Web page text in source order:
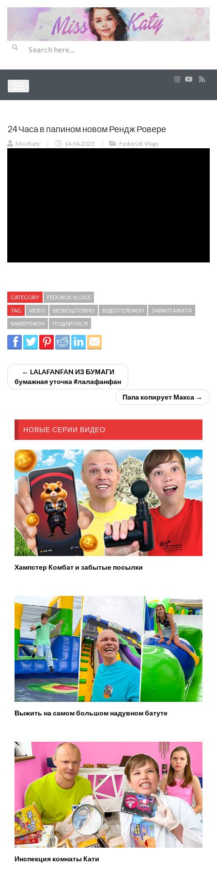
24 Часа в папином новом Рендж Ровере
MissKaty / 14.04.2023 / FedorUK Vlogs
CATEGORY FEDORUK VLOGS
TAG VIDEO БЕЗКОШТОВНО ВІДЕОТЕЛЕФОН ЗАВАНТАЖИТИ
КАМЕРОФОН ПОДІЛИТИСЯ
← LALAFANFAN ИЗ БУМАГИ
бумажная уточка #лалафанфан
Папа копирует Макса →
НОВЫЕ СЕРИИ ВИДЕО
Хампстер Комбат и забытые посылки
Выжить на самом большом надувном батуте
Инспекция комнаты Кати